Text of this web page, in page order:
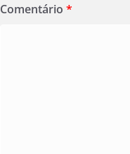
Comentário *